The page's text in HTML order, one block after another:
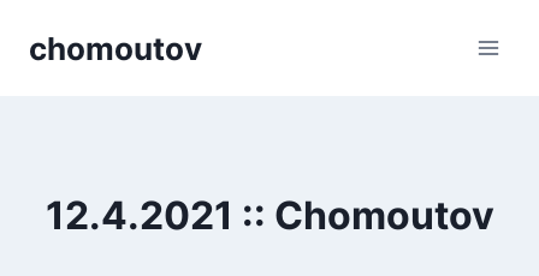
chomoutov
12.4.2021 :: Chomoutov